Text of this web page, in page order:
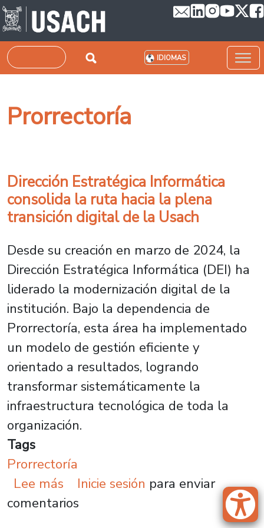
Pasar al contenido principal
Buscar IDIOMAS
Prorrectoría
Dirección Estratégica Informática
consolida la ruta hacia la plena
transición digital de la Usach
Desde su creación en marzo de 2024, la
Dirección Estratégica Informática (DEI) ha
liderado la modernización digital de la
institución. Bajo la dependencia de
Prorrectoría, esta área ha implementado
un modelo de gestión eficiente y
orientado a resultados, logrando
transformar sistemáticamente la
infraestructura tecnológica de toda la
organización.
Tags
Prorrectoría
Lee más sobre Dirección Estratégica
Inicie sesión para enviar
comentarios